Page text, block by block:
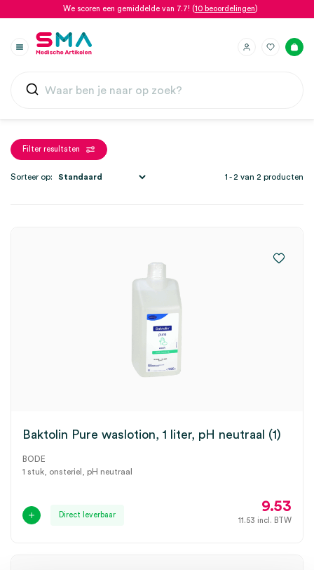
We scoren een gemiddelde van 7.7! (10 beoordelingen)
Filter resultaten
1 - 2 van 2 producten
Sorteer op:
Baktolin Pure waslotion, 1 liter, pH neutraal (1)
BODE
1 stuk, onsteriel, pH neutraal
Direct leverbaar
9.53
11.53 incl. BTW